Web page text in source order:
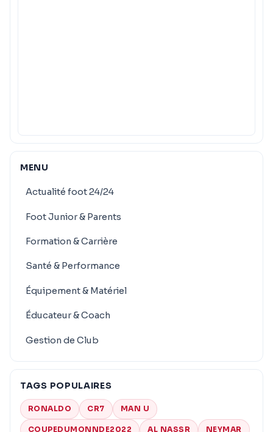
MENU
Actualité foot 24/24
Foot Junior & Parents
Formation & Carrière
Santé & Performance
Équipement & Matériel
Éducateur & Coach
Gestion de Club
TAGS POPULAIRES
RONALDO CR7 MAN U
COUPEDUMONNDE2022 AL NASSR NEYMAR